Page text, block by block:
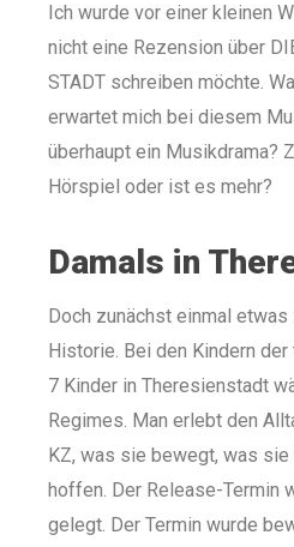
ch wurde vor einer kleinen
nicht eine Rezension über
STADT schreiben möchte.
erwartet mich bei diesem
überhaupt ein Musikdrama?
Hörspiel oder ist es mehr?
Damals in
Doch zunächst einmal etwas
Historie. Bei den Kindern
7 Kinder in Theresienstadt
Regimes. Man erlebt den
KZ, was sie bewegt, was
hoffen. Der Release-Termin
gelegt. Der Termin wurde